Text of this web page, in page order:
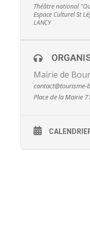
Moins de 10 ans,
présentation d’un
Théâtre national
Espace Culturel St
LANCY
Mairie de
Place de la Mairie